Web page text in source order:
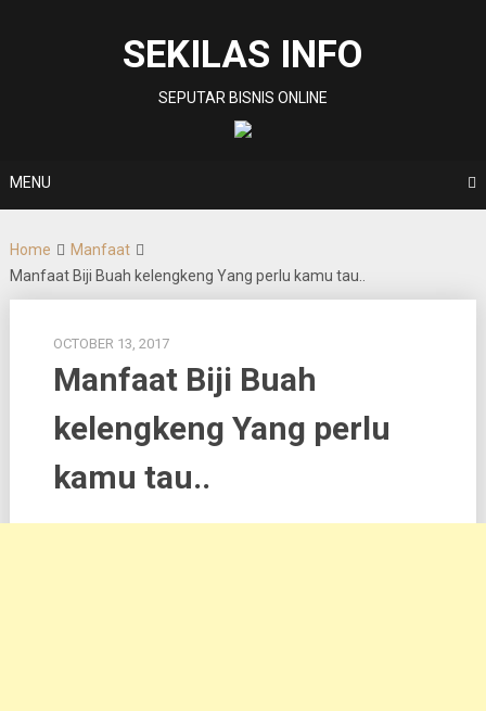
SEKILAS INFO
SEPUTAR BISNIS ONLINE
MENU
Home
Manfaat
Manfaat Biji Buah kelengkeng Yang perlu kamu tau..
OCTOBER 13, 2017
Manfaat Biji Buah
kelengkeng Yang perlu
kamu tau..